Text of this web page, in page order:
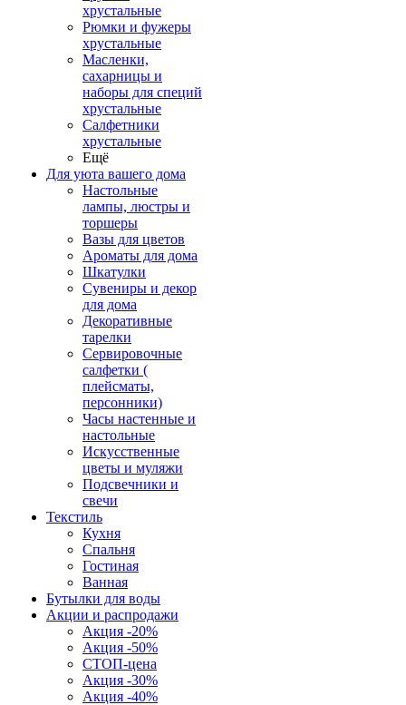
хрустальные
Рюмки и фужеры
хрустальные
Масленки,
сахарницы и
наборы для специй
хрустальные
Салфетники
хрустальные
Ещё
Для уюта вашего дома
Настольные
лампы, люстры и
торшеры
Вазы для цветов
Ароматы для дома
Шкатулки
Сувениры и декор
для дома
Декоративные
тарелки
Сервировочные
салфетки (
плейсматы,
персонники)
Часы настенные и
настольные
Искусственные
цветы и муляжи
Подсвечники и
свечи
Текстиль
Кухня
Спальня
Гостиная
Ванная
Бутылки для воды
Акции и распродажи
Акция -20%
Акция -50%
СТОП-цена
Акция -30%
Акция -40%